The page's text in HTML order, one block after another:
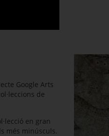
Google Arts
de
en gran
més minúsculs.